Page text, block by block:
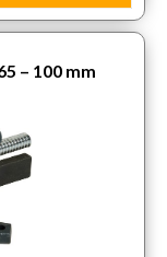
– 100 mm